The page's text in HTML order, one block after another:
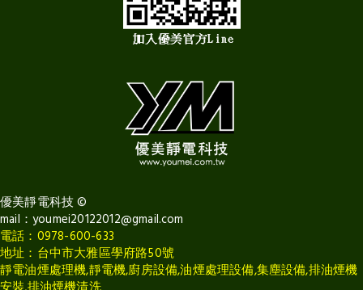
優美靜電科技©
mail： youmei20122012@gmail.com
電話：0978-600-633
地址：台中市大雅區學府路50號
靜電油煙處理機,靜電機,廚房設備,油煙處理設備,集塵設備,排油煙機